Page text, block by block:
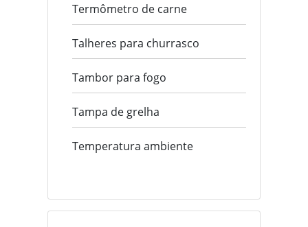
Termômetro de carne
Talheres para churrasco
Tambor para fogo
Tampa de grelha
Temperatura ambiente